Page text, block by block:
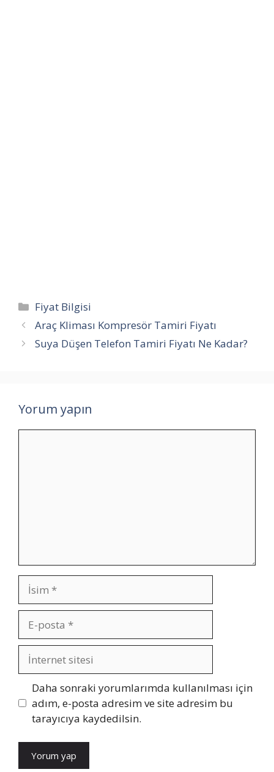
Kategoriler
Fiyat Bilgisi
Araç Kliması Kompresör Tamiri Fiyatı
Suya Düşen Telefon Tamiri Fiyatı Ne Kadar?
Yorum yapın
İsim
posta
İnternet
sitesi
Daha sonraki yorumlarımda kullanılması için
adım, e-posta adresim ve site adresim bu
tarayıcıya kaydedilsin.